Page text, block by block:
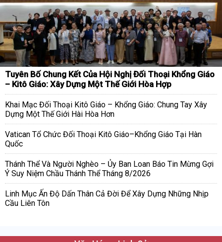
Tuyên Bố Chung Kết Của Hội Nghị Đối Thoại Khổng Giáo
– Kitô Giáo: Xây Dựng Một Thế Giới Hòa Hợp
Khai Mạc Đối Thoại Kitô Giáo – Khổng Giáo: Chung Tay Xây
Dựng Một Thế Giới Hài Hòa Hơn
Vatican Tổ Chức Đối Thoại Kitô Giáo–Khổng Giáo Tại Hàn
Quốc
Thánh Thể Và Người Nghèo – Ủy Ban Loan Báo Tin Mừng Gợi
Ý Suy Niệm Chầu Thánh Thể Tháng 8/2026
Linh Mục Ấn Độ Dấn Thân Cả Đời Để Xây Dựng Những Nhịp
Cầu Liên Tôn